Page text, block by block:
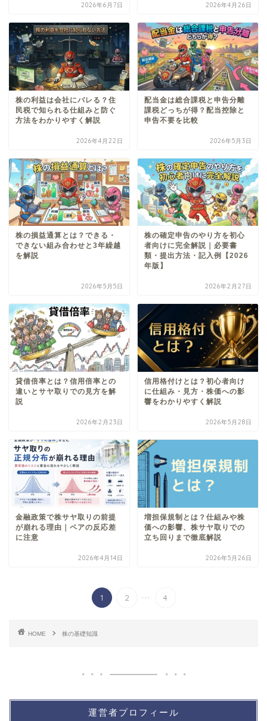
2026年6月7日 2026年4月26日
株の利益は会社にバレる？住
民税で知られる仕組みと防ぐ
方法をわかりやすく解説
2026年4月22日
配当金は総合課税と申告分離
課税どっちが得？配当控除と
申告不要を比較
2026年5月3日
株の損益通算とは？できる・
できない組み合わせと3年繰越
を解説
2026年5月5日
株の確定申告のやり方を初心
者向けに完全解説｜必要書
類・提出方法・記入例【2026
年版】
2026年2月27日
貸借倍率とは？信用倍率との
違いとサヤ取りでの見方を解
説
2026年2月23日
信用格付けとは？初心者向け
に仕組み・見方・株価への影
響をわかりやすく解説
2026年5月28日
金融政策で株サヤ取りの前提
が崩れる理由｜ペアの反応差
に注意
2026年4月14日
増担保規制とは？仕組みや株
価への影響、株サヤ取りでの
立ち回りまで徹底解説
2026年5月26日
1 2 ... 4
HOME 株の基礎知識
運営者プロフィール